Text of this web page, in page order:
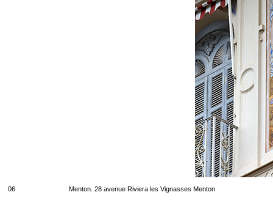
06 Menton. 28 avenue Riviera les Vignasses Menton